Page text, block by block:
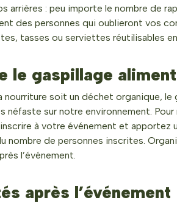
arrières : peu importe le nombre de
des personnes qui oublieront vos
tasses ou serviettes réutilisables en
le gaspillage
nourriture soit un déchet organique, le
néfaste sur notre environnement.
à votre événement et
nombre de personnes inscrites.
l’événement.
après l’événement